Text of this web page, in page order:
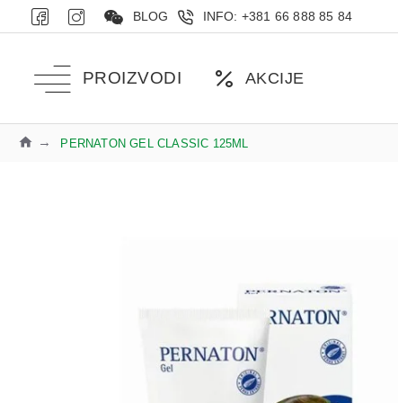
BLOG INFO: +381 66 888 85 84
PROIZVODI AKCIJE
PERNATON GEL CLASSIC 125ML